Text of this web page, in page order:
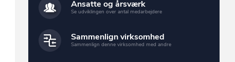
Ansatte og årsværk
Se udviklingen over antal medarbejdere
Sammenlign virksomhed
Sammenlign denne virksomhed med andre